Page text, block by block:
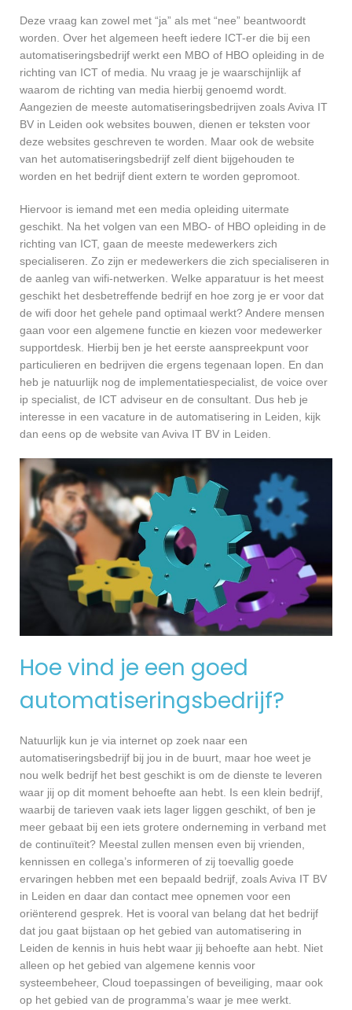
Deze vraag kan zowel met “ja” als met “nee” beantwoordt
worden. Over het algemeen heeft iedere ICT-er die bij een
automatiseringsbedrijf werkt een MBO of HBO opleiding in de
richting van ICT of media. Nu vraag je je waarschijnlijk af
waarom de richting van media hierbij genoemd wordt.
Aangezien de meeste automatiseringsbedrijven zoals Aviva IT
BV in Leiden ook websites bouwen, dienen er teksten voor
deze websites geschreven te worden. Maar ook de website
van het automatiseringsbedrijf zelf dient bijgehouden te
worden en het bedrijf dient extern te worden gepromoot.
Hiervoor is iemand met een media opleiding uitermate
geschikt. Na het volgen van een MBO- of HBO opleiding in de
richting van ICT, gaan de meeste medewerkers zich
specialiseren. Zo zijn er medewerkers die zich specialiseren in
de aanleg van wifi-netwerken. Welke apparatuur is het meest
geschikt het desbetreffende bedrijf en hoe zorg je er voor dat
de wifi door het gehele pand optimaal werkt? Andere mensen
gaan voor een algemene functie en kiezen voor medewerker
supportdesk. Hierbij ben je het eerste aanspreekpunt voor
particulieren en bedrijven die ergens tegenaan lopen. En dan
heb je natuurlijk nog de implementatiespecialist, de voice over
ip specialist, de ICT adviseur en de consultant. Dus heb je
interesse in een vacature in de automatisering in Leiden, kijk
dan eens op de website van Aviva IT BV in Leiden.
Hoe vind je een goed
automatiseringsbedrijf?
Natuurlijk kun je via internet op zoek naar een
automatiseringsbedrijf bij jou in de buurt, maar hoe weet je
nou welk bedrijf het best geschikt is om de dienste te leveren
waar jij op dit moment behoefte aan hebt. Is een klein bedrijf,
waarbij de tarieven vaak iets lager liggen geschikt, of ben je
meer gebaat bij een iets grotere onderneming in verband met
de continuïteit? Meestal zullen mensen even bij vrienden,
kennissen en collega’s informeren of zij toevallig goede
ervaringen hebben met een bepaald bedrijf, zoals Aviva IT BV
in Leiden en daar dan contact mee opnemen voor een
oriënterend gesprek. Het is vooral van belang dat het bedrijf
dat jou gaat bijstaan op het gebied van automatisering in
Leiden de kennis in huis hebt waar jij behoefte aan hebt. Niet
alleen op het gebied van algemene kennis voor
systeembeheer, Cloud toepassingen of beveiliging, maar ook
op het gebied van de programma’s waar je mee werkt.